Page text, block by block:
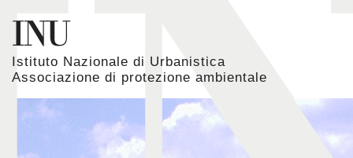
Istituto Nazionale di Urbanistica
Associazione di protezione ambientale